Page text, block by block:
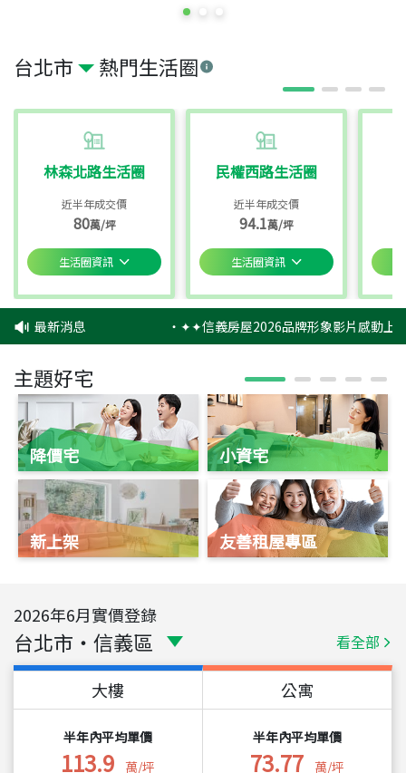
台北市 熱門生活圈
林森北路生活圈
近半年成交價
80萬/坪
生活圈資訊
民權西路生活圈
近半年成交價
94.1萬/坪
生活圈資訊
最新消息 ‧✦✦信義房屋2026品牌形象影片感動上
主題好宅
降價宅
新上架
小資宅
友善租屋專區
2026年6月實價登錄
台北市 ・ 信義區 看全部
大樓
半年內平均單價
113.9 萬/坪
公寓
半年內平均單價
73.77 萬/坪